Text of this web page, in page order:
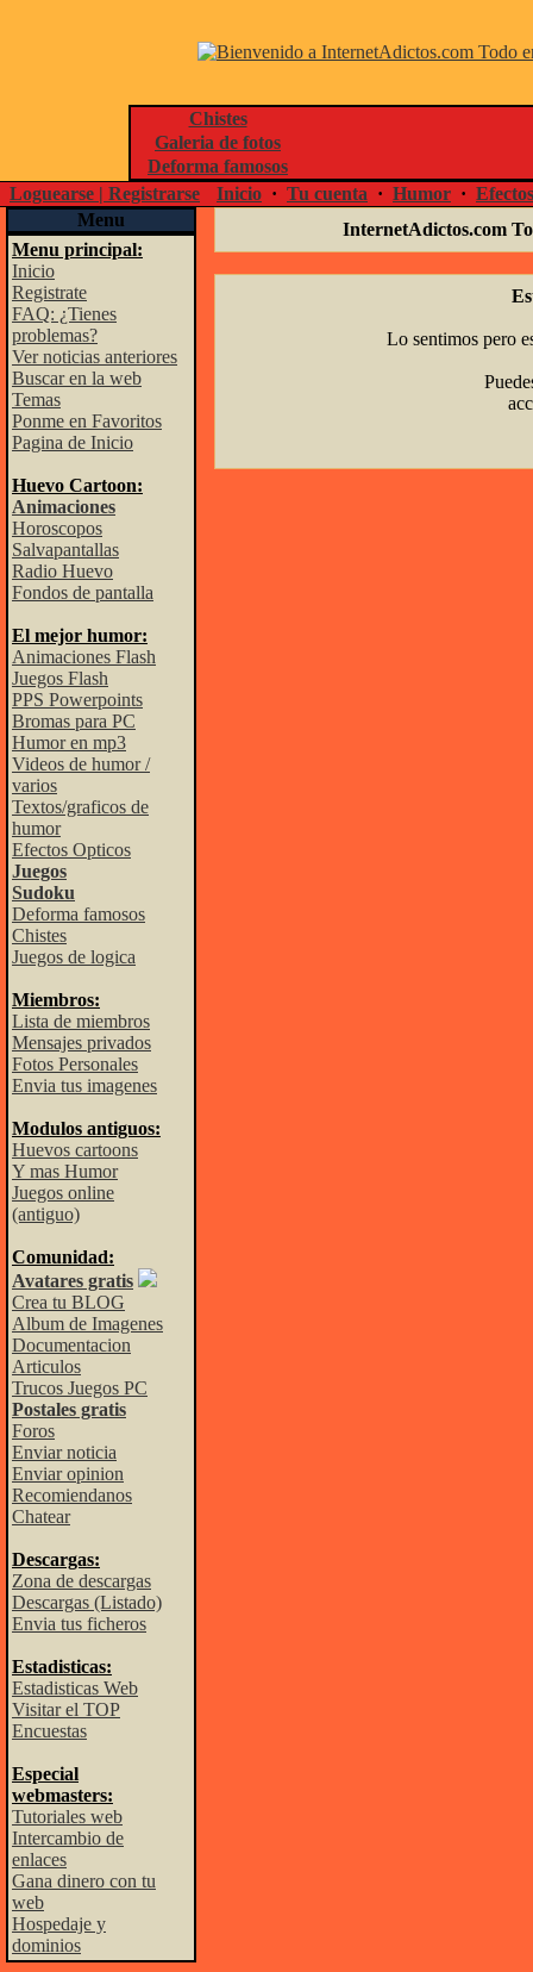
Chistes
Galeria de fotos
Deforma famosos
Loguearse | Registrarse
Inicio · Tu cuenta · Humor ·
Menu
Menu principal:
Inicio
Registrate
FAQ: ¿Tienes
problemas?
Ver noticias anteriores
Buscar en la web
Temas
Ponme en Favoritos
Pagina de Inicio
Huevo Cartoon:
Animaciones
Horoscopos
Salvapantallas
Radio Huevo
Fondos de pantalla
El mejor humor:
Animaciones Flash
Juegos Flash
PPS Powerpoints
Bromas para PC
Humor en mp3
Videos de humor /
varios
Textos/graficos de
humor
Efectos Opticos
Juegos
Sudoku
Deforma famosos
Chistes
Juegos de logica
Miembros:
Lista de miembros
Mensajes privados
Fotos Personales
Envia tus imagenes
Modulos antiguos:
Huevos cartoons
Y mas Humor
Juegos online
(antiguo)
Comunidad:
Avatares gratis
Crea tu BLOG
Album de Imagenes
Documentacion
Articulos
Trucos Juegos PC
Postales gratis
Foros
Enviar noticia
Enviar opinion
Recomiendanos
Chatear
Descargas:
Zona de descargas
Descargas (Listado)
Envia tus ficheros
Estadisticas:
Estadisticas Web
Visitar el TOP
Encuestas
Especial
webmasters:
Tutoriales web
Intercambio de
enlaces
Gana dinero con tu
web
Hospedaje y
dominios
InternetAdictos.com
Lo sentimos pero